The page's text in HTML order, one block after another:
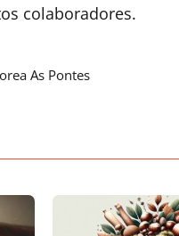
colaboradores.
As Pontes